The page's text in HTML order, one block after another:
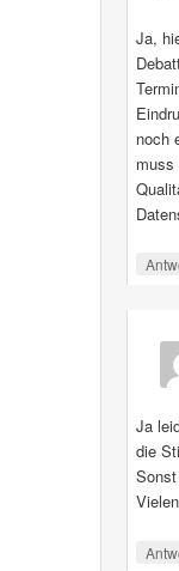
Ja,
noch
muss
Ja
die